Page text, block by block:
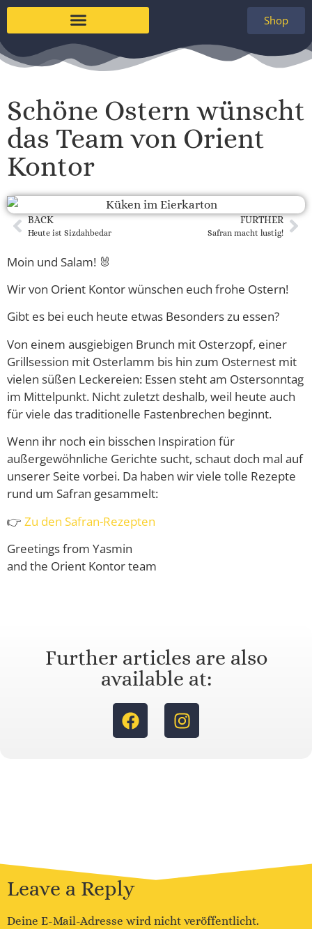
Shop
Schöne Ostern wünscht
das Team von Orient
Kontor
BACK
Heute ist Sizdahbedar
FURTHER
Safran macht lustig!
Moin und Salam! 🐰
Wir von Orient Kontor wünschen euch frohe Ostern!
Gibt es bei euch heute etwas Besonders zu essen?
Von einem ausgiebigen Brunch mit Osterzopf, einer
Grillsession mit Osterlamm bis hin zum Osternest mit
vielen süßen Leckereien: Essen steht am Ostersonntag
im Mittelpunkt. Nicht zuletzt deshalb, weil heute auch
für viele das traditionelle Fastenbrechen beginnt.
Wenn ihr noch ein bisschen Inspiration für
außergewöhnliche Gerichte sucht, schaut doch mal auf
unserer Seite vorbei. Da haben wir viele tolle Rezepte
rund um Safran gesammelt:
👉 Zu den Safran-Rezepten
Greetings from Yasmin
and the Orient Kontor team
Further articles are also
available at:
Leave a Reply
Deine E-Mail-Adresse wird nicht veröffentlicht.